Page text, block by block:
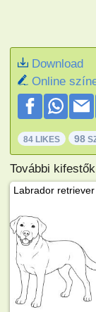
Download
Online
84 LIKES 98
További
Labrador retriever